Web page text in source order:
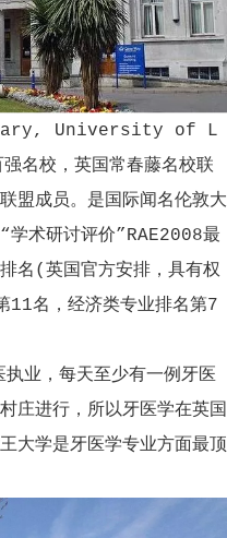
Mary, University of L
名校，英国常春藤名校联
盟成员。是国际闻名伦敦大
学术研讨评价”RAE2008最
名(英国官方安排，具有权
11名，经济类专业排名第7
，每天至少有一例牙医
庄进行，所以牙医学在英国
大学是牙医学专业方面最顶